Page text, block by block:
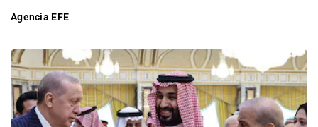
Agencia EFE